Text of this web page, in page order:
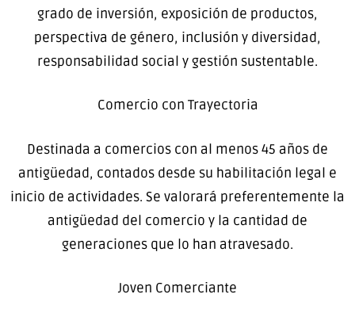
grado de inversión, exposición de productos,
perspectiva de género, inclusión y diversidad,
responsabilidad social y gestión sustentable.
Comercio con Trayectoria
Destinada a comercios con al menos 45 años de
antigüedad, contados desde su habilitación legal e
inicio de actividades. Se valorará preferentemente la
antigüedad del comercio y la cantidad de
generaciones que lo han atravesado.
Joven Comerciante